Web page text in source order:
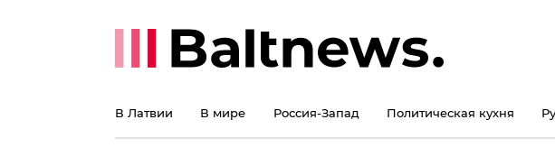
В Латвии В мире Россия-Запад Политическая кухня